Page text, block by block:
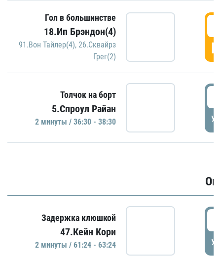
Гол в большинстве
18.Ип Брэндон(4)
91.Вон Тайлер(4), 26.Сквайрз
Грег(2)
Толчок на борт
5.Спроул Райан
2 минуты / 36:30 - 38:30
Задержка клюшкой
47.Кейн Кори
2 минуты / 61:24 - 63:24